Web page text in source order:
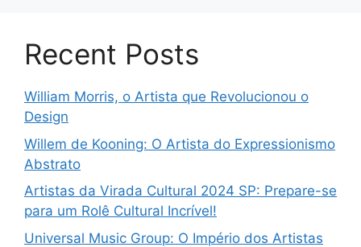
Recent Posts
William Morris, o Artista que Revolucionou o
Design
Willem de Kooning: O Artista do Expressionismo
Abstrato
Artistas da Virada Cultural 2024 SP: Prepare-se
para um Rolê Cultural Incrível!
Universal Music Group: O Império dos Artistas